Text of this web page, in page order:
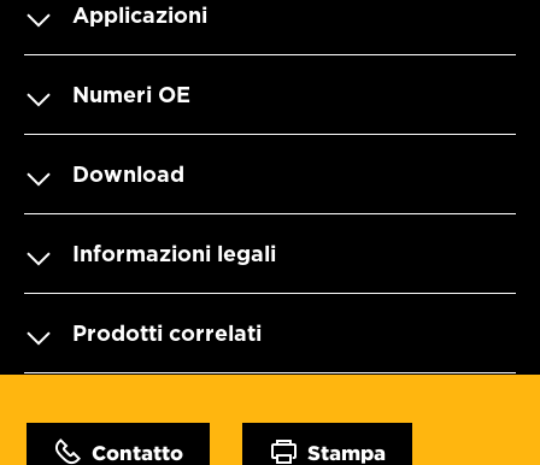
Applicazioni
Numeri OE
Download
Informazioni legali
Prodotti correlati
Contatto Stampa